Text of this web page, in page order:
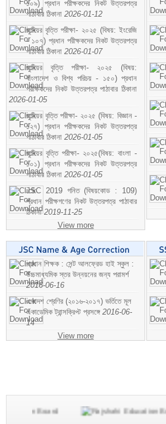
১০৯) প্রধান পরীক্ষকদের নিকট উত্তরপত্র
পাঠাবার ঠিকানা 2026-01-12
জুনিয়র বৃত্তি পরীক্ষা- ২০২৫ (বিষয়: ইংরেজি
- ১০৭) প্রধান পরীক্ষকদের নিকট উত্তরপত্র
পাঠাবার ঠিকানা 2026-01-07
জুনিয়র বৃত্তি পরীক্ষা- ২০২৫ (বিষয়:
বাংলাদেশ ও বিশ্ব পরিচয় - ১৫০) প্রধান
পরীক্ষকদের নিকট উত্তরপত্র পাঠাবার ঠিকানা
2026-01-05
জুনিয়র বৃত্তি পরীক্ষা- ২০২৫ (বিষয়: বিজ্ঞান -
১২৭) প্রধান পরীক্ষকদের নিকট উত্তরপত্র
পাঠাবার ঠিকানা 2026-01-05
জুনিয়র বৃত্তি পরীক্ষা- ২০২৫(বিষয়: বাংলা -
১০১) প্রধান পরীক্ষকদের নিকট উত্তরপত্র
পাঠাবার ঠিকানা 2026-01-05
JSC 2019 গনিত (বিষয়কোড : 109)
প্রধান পরীক্ষগণের নিকট উত্তরপত্র পাঠাবার
ঠিকানা2019-11-25
View more
প্রধান শিক্ষক : সেন্ট আলফ্রেড হাই স্কুল :
উচ্চমাধ্যমিক স্তর উন্নয়নের জন্য পরামর্শ
2016-06-16
একাদশ শ্রেণির (২০১৬-২০১৭) ভর্তিতে মূল
একাডেমিক ট্রান্সক্রিপ্ট প্রসঙ্গে 2016-06-
14
View more